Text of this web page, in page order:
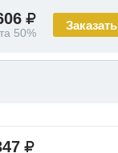
Заказать
50%